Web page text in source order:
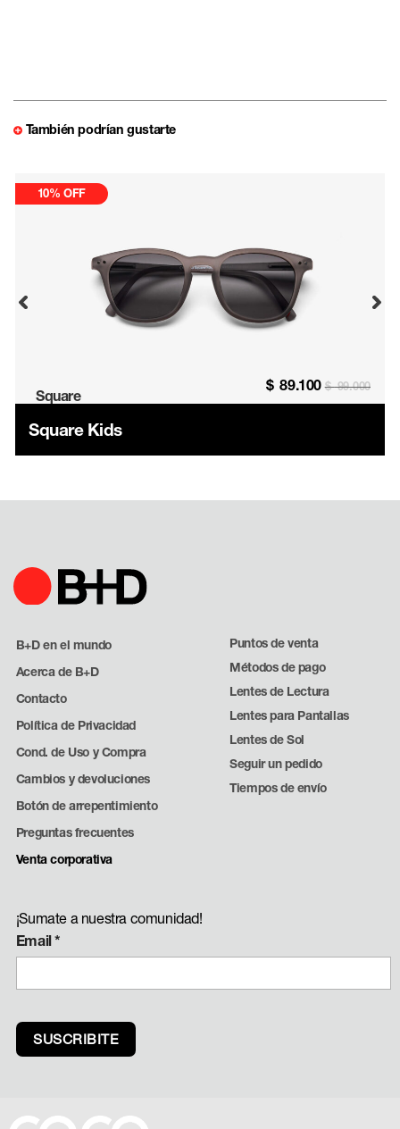
También podrían gustarte
10% OFF
Square
$ 89.100 $ 99.000
Square Kids
B+D en el mundo
Acerca de B+D
Contacto
Política de Privacidad
Cond. de Uso y Compra
Cambios y devoluciones
Botón de arrepentimiento
Preguntas frecuentes
Venta corporativa
Puntos de venta
Métodos de pago
Lentes de Lectura
Lentes para Pantallas
Lentes de Sol
Seguir un pedido
Tiempos de envío
¡Sumate a nuestra comunidad!
Email*